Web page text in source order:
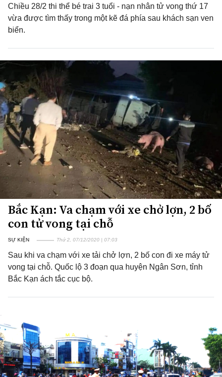
Chiều 28/2 thi thể bé trai 3 tuổi - nạn nhân tử vong thứ 17
vừa được tìm thấy trong một kẽ đá phía sau khách sạn ven
biển.
Bắc Kạn: Va chạm với xe chở lợn, 2 bố
con tử vong tại chỗ
SỰ KIỆN Thứ 2, 07/12/2020 | 07:03
Sau khi va chạm với xe tải chở lợn, 2 bố con đi xe máy tử
vong tại chỗ. Quốc lộ 3 đoạn qua huyện Ngân Sơn, tỉnh
Bắc Kạn ách tắc cục bộ.